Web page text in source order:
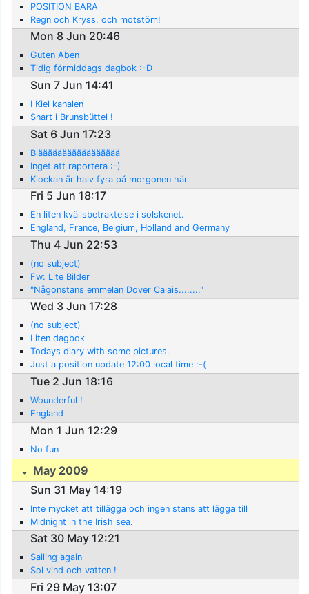
POSITION BARA
Regn och Kryss. och motstöm!
Mon 8 Jun 20:46
Guten Aben
Tidig förmiddags dagbok :-D
Sun 7 Jun 14:41
I Kiel kanalen
Snart i Brunsbüttel !
Sat 6 Jun 17:23
Bläääääääääääääääää
Inget att raportera :-)
Klockan är halv fyra på morgonen här.
Fri 5 Jun 18:17
En liten kvällsbetraktelse i solskenet.
England, France, Belgium, Holland and Germany
Thu 4 Jun 22:53
(no subject)
Fw: Lite Bilder
"Någonstans emmelan Dover Calais........"
Wed 3 Jun 17:28
(no subject)
Liten dagbok
Todays diary with some pictures.
Just a position update 12:00 local time :-(
Tue 2 Jun 18:16
Wounderful !
England
Mon 1 Jun 12:29
No fun
May 2009
Sun 31 May 14:19
Inte mycket att tillägga och ingen stans att lägga till
Midnignt in the Irish sea.
Sat 30 May 12:21
Sailing again
Sol vind och vatten !
Fri 29 May 13:07